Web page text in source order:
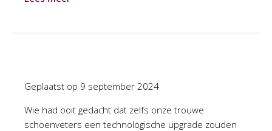
Geplaatst op 9 september 2024
Wie had ooit gedacht dat zelfs onze trouwe
schoenveters een technologische upgrade zouden